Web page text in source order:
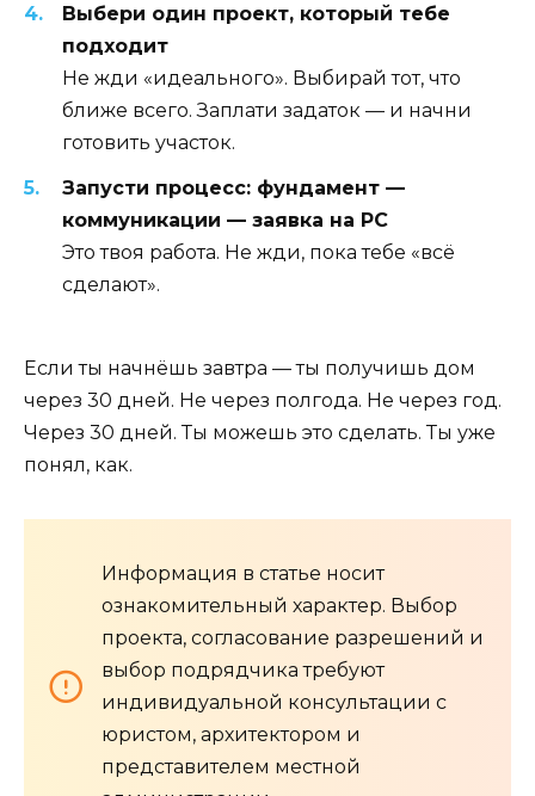
Выбери один проект, который тебе
подходит
Не жди «идеального». Выбирай тот, что
ближе всего. Заплати задаток — и начни
готовить участок.
Запусти процесс: фундамент —
коммуникации — заявка на РС
Это твоя работа. Не жди, пока тебе «всё
сделают».
Если ты начнёшь завтра — ты получишь дом
через 30 дней. Не через полгода. Не через год.
Через 30 дней. Ты можешь это сделать. Ты уже
понял, как.
Информация в статье носит
ознакомительный характер. Выбор
проекта, согласование разрешений и
выбор подрядчика требуют
индивидуальной консультации с
юристом, архитектором и
представителем местной